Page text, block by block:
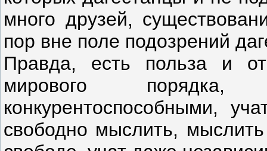
много друзей,
пор вне поле подозрений
Правда, есть польза и
мирового
конкурентоспособными,
свободно мыслить,